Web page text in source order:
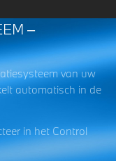
–
van uw
automatisch in de
in het Control